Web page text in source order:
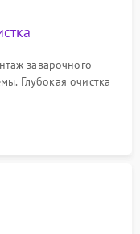
заварочного
Глубокая очистка
жмыха и накипи.
с использованием